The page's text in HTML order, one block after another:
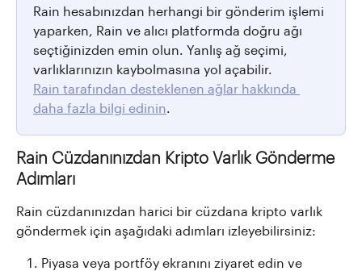
Rain hesabınızdan herhangi bir gönderim işlemi
yaparken, Rain ve alıcı platformda doğru ağı
seçtiğinizden emin olun. Yanlış ağ seçimi,
varlıklarınızın kaybolmasına yol açabilir.
Rain tarafından desteklenen ağlar hakkında
daha fazla bilgi edinin.
Rain Cüzdanınızdan Kripto Varlık Gönderme
Adımları
Rain cüzdanınızdan harici bir cüzdana kripto varlık
göndermek için aşağıdaki adımları izleyebilirsiniz:
Piyasa veya portföy ekranını ziyaret edin ve